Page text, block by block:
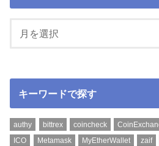
キーワードで探す
authy bittrex coincheck
ICO
Metamask MyEtherWallet zaif